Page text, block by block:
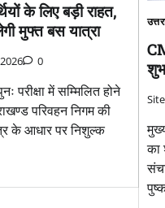
के लिए बड़ी राहत,
मुफ्त बस यात्रा
0
परीक्षा में सम्मिलित होने
परिवहन निगम की
के आधार पर निशुल्क
का